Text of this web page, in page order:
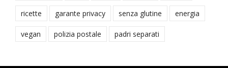
ricette garante privacy senza glutine energia
vegan polizia postale padri separati